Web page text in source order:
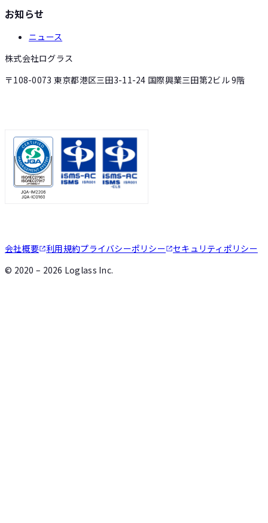
お知らせ
ニュース
株式会社ログラス
〒108-0073 東京都港区三田3-11-24 国際興業三田第2ビル 9階
会社概要 利用規約プライバシーポリシー
セキュリティポリシー
© 2020 – 2026 Loglass Inc.